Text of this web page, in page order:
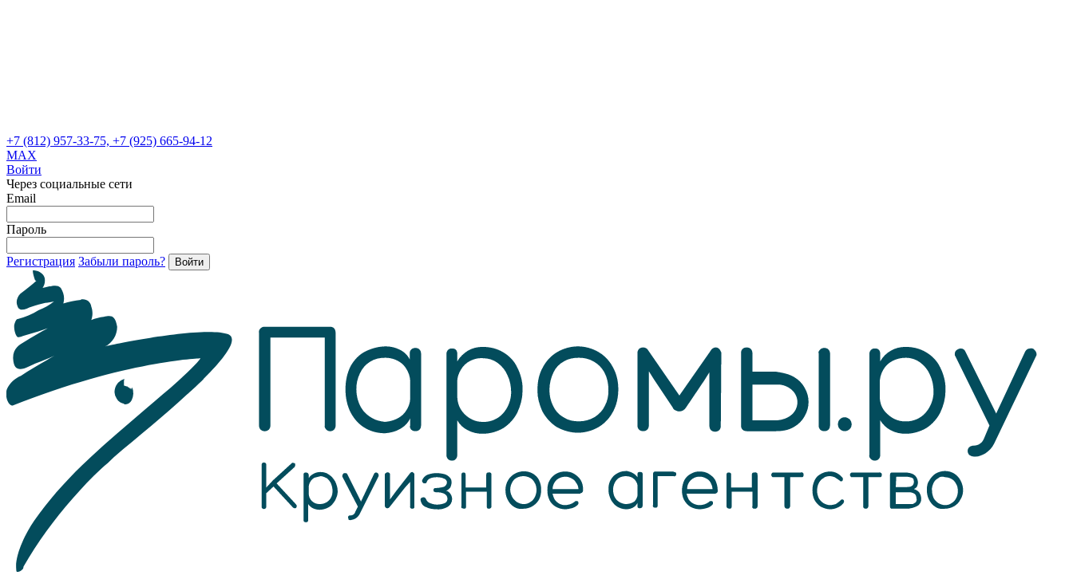
+7 (812) 957-33-75, +7 (925) 665-94-12
MAX
Войти
Через социальные сети
Email
Пароль
Регистрация Забыли пароль? Войти